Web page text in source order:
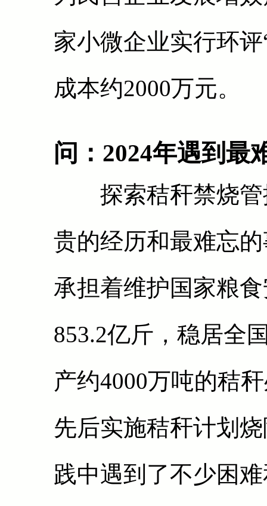
家小微企业实行环
成本约2000万元。
问：2024年遇到最
探索秸秆禁烧管
贵的经历和最难忘
承担着维护国家粮
853.2亿斤，稳居全
产约4000万吨的秸
先后实施秸秆计划
践中遇到了不少困